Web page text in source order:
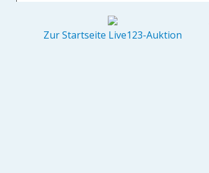
Zur Startseite Live123-Auktion